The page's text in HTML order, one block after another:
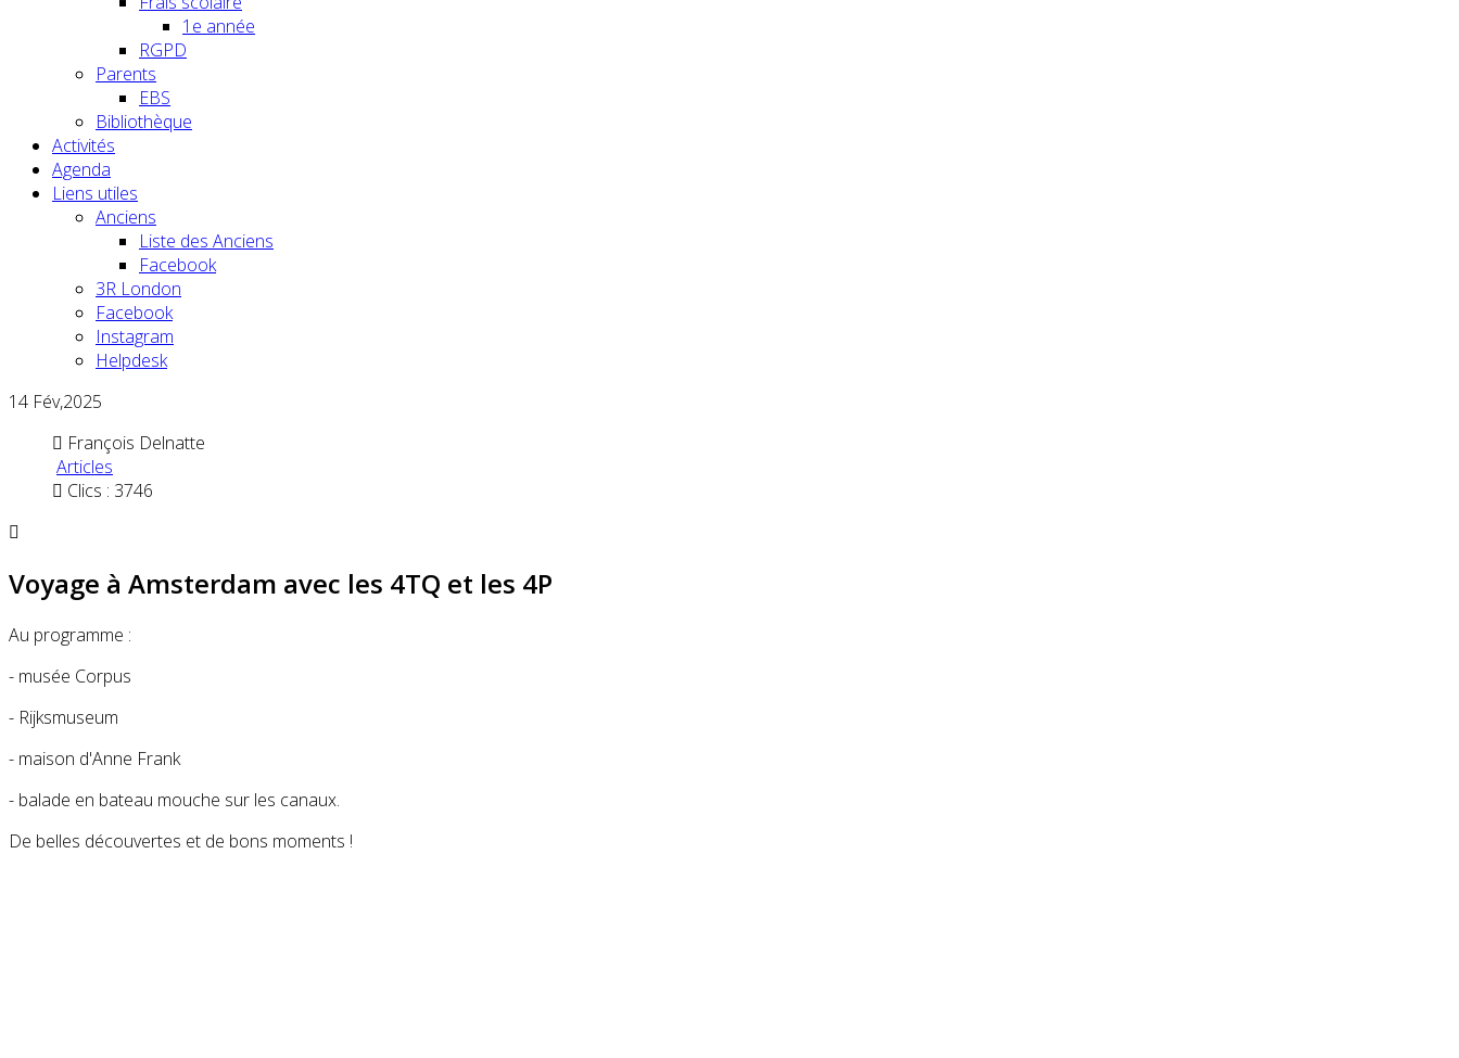
1e année
RGPD
Parents
EBS
Bibliothèque
Activités
Agenda
Liens utiles
Anciens
Liste des Anciens
Facebook
3R London
Facebook
Instagram
Helpdesk
14 Fév,2025
François Delnatte
Articles
Clics : 3746
Voyage à Amsterdam avec les 4TQ et les 4P
Au programme :
- musée Corpus
- Rijksmuseum
- maison d'Anne Frank
- balade en bateau mouche sur les canaux.
De belles découvertes et de bons moments !